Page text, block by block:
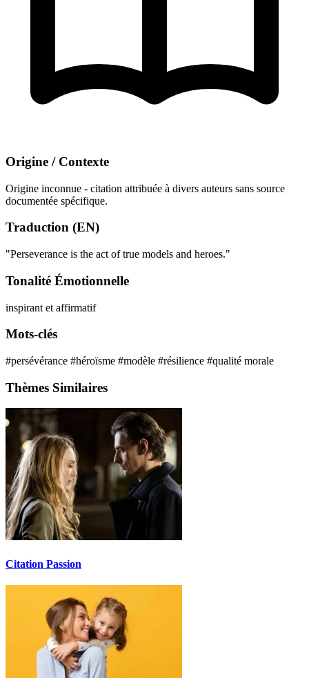
Origine / Contexte
Origine inconnue - citation attribuée à divers auteurs sans source
documentée spécifique.
Traduction (EN)
"Perseverance is the act of true models and heroes."
Tonalité Émotionnelle
inspirant et affirmatif
Mots-clés
#persévérance #héroïsme #modèle #résilience #qualité morale
Thèmes Similaires
Citation Passion